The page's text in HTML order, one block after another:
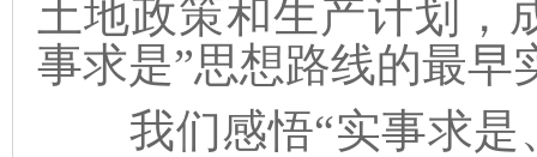
土地政策和生产计划，
事求是”思想路线的最早
我们感悟“实事求是